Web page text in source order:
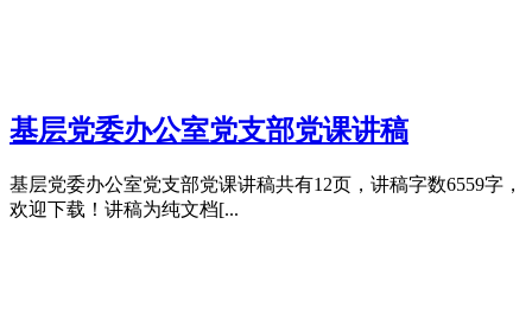
基层党委办公室党支部党课讲稿
基层党委办公室党支部党课讲稿共有12页，讲稿字数6559字，
欢迎下载！讲稿为纯文档[...